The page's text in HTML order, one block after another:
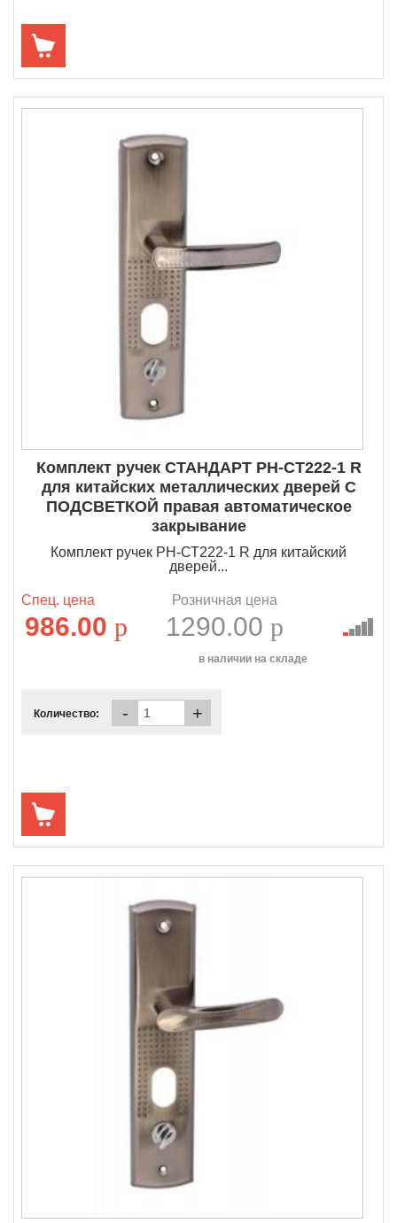
Комплект ручек СТАНДАРТ РН-СТ222-1 R
для китайских металлических дверей С
ПОДСВЕТКОЙ правая автоматическое
закрывание
Комплект ручек РН-СТ222-1 R для китайский
дверей...
Спец. цена
986.00 p
Розничная цена
1290.00 p
в наличии на складе
Количество: - +